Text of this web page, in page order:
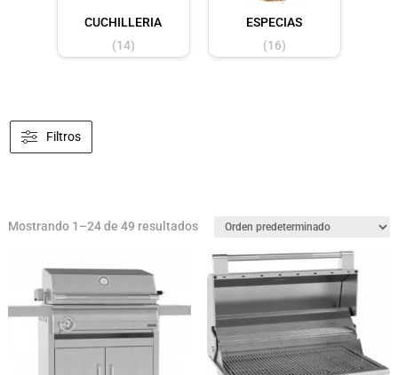
CUCHILLERIA
(14)
ESPECIAS
(16)
Filtros
Mostrando 1–24 de 49 resultados